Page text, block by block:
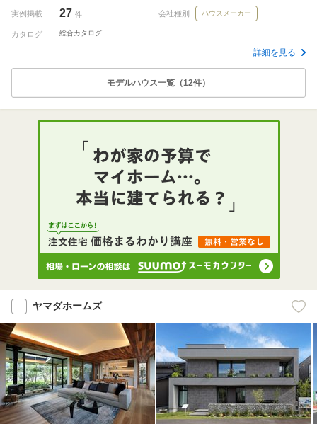
実例掲載 27 件 会社種別 ハウスメーカー
カタログ 総合カタログ
詳細を見る
モデルハウス一覧（12件）
ヤマダホームズ